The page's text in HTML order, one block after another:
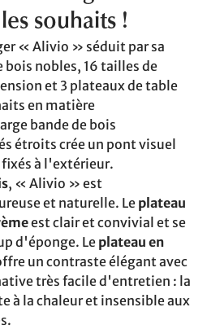
souhaits !
« Alivio » séduit par sa
bois nobles, 16 tailles de
et 3 plateaux de table
en matière
bande de bois
étroits crée un pont visuel
à l'extérieur.
, « Alivio » est
et naturelle. Le plateau
est clair et convivial et se
d'éponge. Le plateau en
un contraste élégant avec
très facile d'entretien : la
à la chaleur et insensible aux